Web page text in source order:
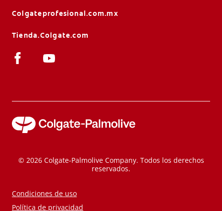
Colgateprofesional.com.mx
Tienda.Colgate.com
© 2026 Colgate-Palmolive Company. Todos los derechos
reservados.
Condiciones de uso
Política de privacidad